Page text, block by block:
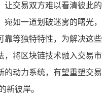
让交易双方难以看清彼此的
如一道划破迷雾的曙光，
靠等独特特性，为解决这些
，将区块链技术融入交易市
的动力系统，有望重塑交易
新彼岸。